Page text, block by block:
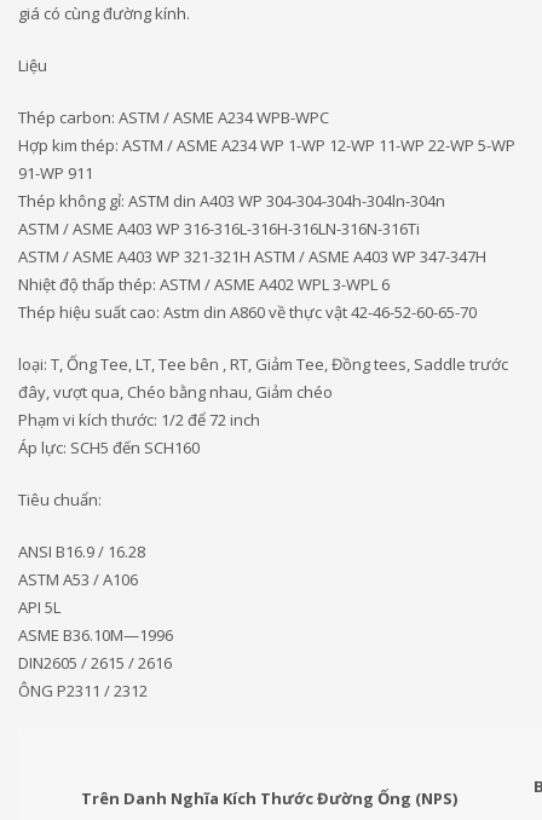
giá có cùng đường kính.
Liệu
Thép carbon: ASTM / ASME A234 WPB-WPC
Hợp kim thép: ASTM / ASME A234 WP 1-WP 12-WP 11-WP 22-WP 5-WP
91-WP 911
Thép không gỉ: ASTM din A403 WP 304-304-304h-304ln-304n
ASTM / ASME A403 WP 316-316L-316H-316LN-316N-316Ti
ASTM / ASME A403 WP 321-321H ASTM / ASME A403 WP 347-347H
Nhiệt độ thấp thép: ASTM / ASME A402 WPL 3-WPL 6
Thép hiệu suất cao: Astm din A860 về thực vật 42-46-52-60-65-70
loại: T, Ống Tee, LT, Tee bên , RT, Giảm Tee, Đồng tees, Saddle trước
đây, vượt qua, Chéo bằng nhau, Giảm chéo
Phạm vi kích thước: 1/2 để 72 inch
Áp lực: SCH5 đến SCH160
Tiêu chuẩn:
ANSI B16.9 / 16.28
ASTM A53 / A106
API 5L
ASME B36.10M—1996
DIN2605 / 2615 / 2616
ÔNG P2311 / 2312
Trên Danh Nghĩa Kích Thước Đường Ống (NPS)